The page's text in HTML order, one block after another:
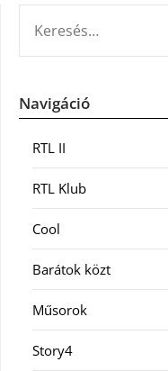
Navigáció
RTL II
RTL Klub
Cool
Barátok közt
Műsorok
Story4